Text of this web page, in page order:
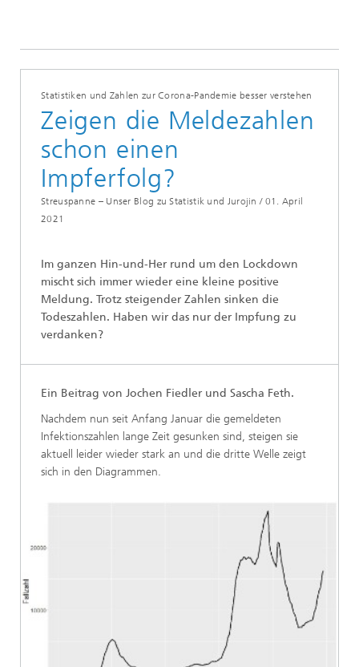
Streuspanne – Statistik und ihre Kuriositäten
Statistiken und Zahlen zur Corona-Pandemie besser verstehen
Zeigen die Meldezahlen
schon einen
Impferfolg?
Streuspanne – Unser Blog zu Statistik und Jurojin / 01. April
2021
Im ganzen Hin-und-Her rund um den Lockdown
mischt sich immer wieder eine kleine positive
Meldung. Trotz steigender Zahlen sinken die
Todeszahlen. Haben wir das nur der Impfung zu
verdanken?
Ein Beitrag von Jochen Fiedler und Sascha Feth.
Nachdem nun seit Anfang Januar die gemeldeten
Infektionszahlen lange Zeit gesunken sind, steigen sie
aktuell leider wieder stark an und die dritte Welle zeigt
sich in den Diagrammen.